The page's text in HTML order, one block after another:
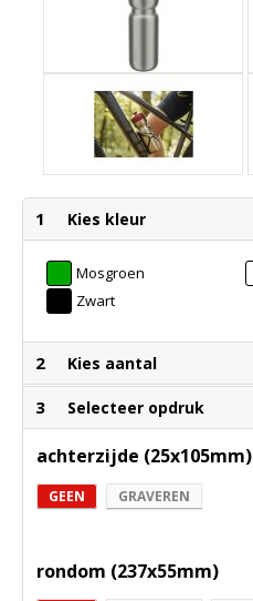
1 Kies kleur
Mosgroen
Zwart
2 Kies aantal
3 Selecteer opdruk
achterzijde (25x105mm)
GEEN GRAVEREN
rondom (237x55mm)